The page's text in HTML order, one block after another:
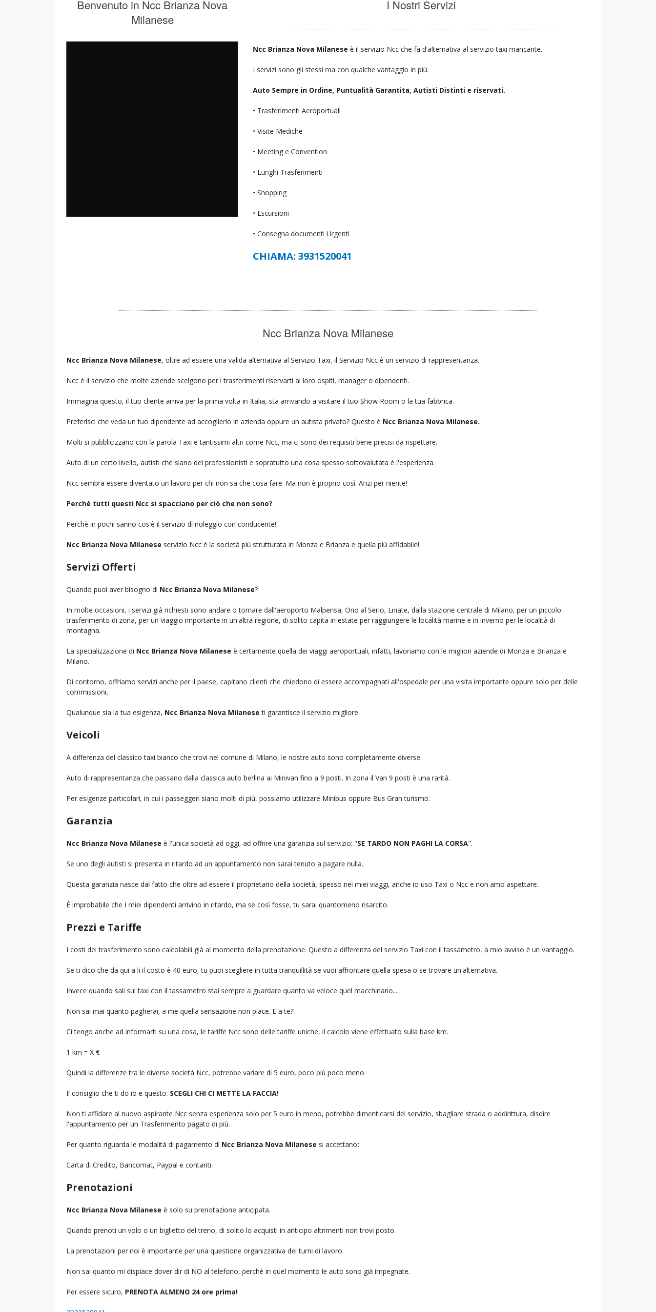
Benvenuto in Ncc Brianza Nova
Milanese
I Nostri Servizi
Ncc Brianza Nova Milaneseè il servizio Ncc che fa d'alternativa al servizio taxi mancante.
I servizi sono gli stessi ma con qualche vantaggio in più.
Auto Sempre in Ordine, Puntualità Garantita, Autisti Distinti e riservati.
• Trasferimenti Aeroportuali
• Visite Mediche
• Meeting e Convention
• Lunghi Trasferimenti
• Shopping
• Escursioni
• Consegna documenti Urgenti
CHIAMA: 3931520041
Ncc Brianza Nova Milanese
Ncc Brianza Nova Milanese, oltre ad essere una valida alternativa al Servizio Taxi, il Servizio Ncc è un servizio di rappresentanza.
Ncc è il servizio che molte aziende scelgono per i trasferimenti riservarti ai loro ospiti, manager o dipendenti.
Immagina questo, il tuo cliente arriva per la prima volta in Italia, sta arrivando a visitare il tuo Show Room o la tua fabbrica.
Preferisci che veda un tuo dipendente ad accoglierlo in azienda oppure un autista privato? Questo è Ncc Brianza Nova Milanese.
Molti si pubblicizzano con la parola Taxi e tantissimi altri come Ncc, ma ci sono dei requisiti bene precisi da rispettare.
Auto di un certo livello, autisti che siano dei professionisti e sopratutto una cosa spesso sottovalutata è l'esperienza.
Ncc sembra essere diventato un lavoro per chi non sa che cosa fare. Ma non è proprio così. Anzi per niente!
Perchè tutti questi Ncc si spacciano per ciò che non sono?
Perchè in pochi sanno cos'è il servizio di noleggio con conducente!
Ncc Brianza Nova Milanese servizio Ncc è la società più strutturata in Monza e Brianza e quella più affidabile!
Servizi Offerti
Quando puoi aver bisogno di Ncc Brianza Nova Milanese?
In molte occasioni, i servizi già richiesti sono andare o tornare dall'aeroporto Malpensa, Orio al Serio, Linate, dalla stazione centrale di Milano, per un piccolo
trasferimento di zona, per un viaggio importante in un'altra regione, di solito capita in estate per raggiungere le località marine e in inverno per le località di
montagna.
La specializzazione di Ncc Brianza Nova Milanese è certamente quella dei viaggi aeroportuali, infatti, lavoriamo con le migliori aziende di Monza e Brianza e
Milano.
Di contorno, offriamo servizi anche per il paese, capitano clienti che chiedono di essere accompagnati all'ospedale per una visita importante oppure solo per delle
commissioni,
Qualunque sia la tua esigenza, Ncc Brianza Nova Milanese ti garantisce il servizio migliore.
Veicoli
A differenza del classico taxi bianco che trovi nel comune di Milano, le nostre auto sono completamente diverse.
Auto di rappresentanza che passano dalla classica auto berlina ai Minivan fino a 9 posti. In zona il Van 9 posti è una rarità.
Per esigenze particolari, in cui i passeggeri siano molti di più, possiamo utilizzare Minibus oppure Bus Gran turismo.
Garanzia
Ncc Brianza Nova Milanese è l'unica società ad oggi, ad offrire una garanzia sul servizio: "SE TARDO NON PAGHI LA CORSA".
Se uno degli autisti si presenta in ritardo ad un appuntamento non sarai tenuto a pagare nulla.
Questa garanzia nasce dal fatto che oltre ad essere il proprietario della società, spesso nei miei viaggi, anche io uso Taxi o Ncc e non amo aspettare.
È improbabile che I miei dipendenti arrivino in ritardo, ma se così fosse, tu sarai quantomeno risarcito.
Prezzi e Tariffe
I costi dei trasferimento sono calcolabili già al momento della prenotazione. Questo a differenza del servizio Taxi con il tassametro, a mio avviso è un vantaggio.
Se ti dico che da qui a li il costo è 40 euro, tu puoi scegliere in tutta tranquillità se vuoi affrontare quella spesa o se trovare un'alternativa.
Invece quando sali sul taxi con il tassametro stai sempre a guardare quanto va veloce quel macchinario...
Non sai mai quanto pagherai, a me quella sensazione non piace. E a te?
Ci tengo anche ad informarti su una cosa, le tariffe Ncc sono delle tariffe uniche, il calcolo viene effettuato sulla base km.
1 km = X €
Quindi la differenze tra le diverse società Ncc, potrebbe variare di 5 euro, poco più poco meno.
Il consiglio che ti do io e questo: SCEGLI CHI CI METTE LA FACCIA!
Non ti affidare al nuovo aspirante Ncc senza esperienza solo per 5 euro in meno, potrebbe dimenticarsi del servizio, sbagliare strada o addirittura, disdire
l'appuntamento per un Trasferimento pagato di più.
Per quanto riguarda le modalità di pagamento di Ncc Brianza Nova Milanese si accettano:
Carta di Credito, Bancomat, Paypal e contanti.
Prenotazioni
Ncc Brianza Nova Milanese è solo su prenotazione anticipata.
Quando prenoti un volo o un biglietto del treno, di solito lo acquisti in anticipo altrimenti non trovi posto.
La prenotazioni per noi è importante per una questione organizzativa dei turni di lavoro.
Non sai quanto mi dispiace dover dir di NO al telefono, perchè in quel momento le auto sono già impegnate.
Per essere sicuro, PRENOTA ALMENO 24 ore prima!